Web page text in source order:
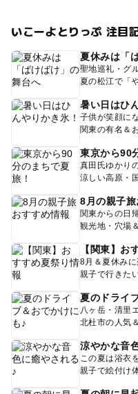
いこーよとりっぷ 注目
夏休みは「
聖地巡礼・グ
夏の松江で「
暑い日はひ
子供が笑顔に
関東の有名＆
東京から90
真田氏ゆかり
涼しい高原・
8月の親子
関東からの日
観光地・穴場
【関東】お
8月＆夏休み
親子で行きた
夏のドライ
八ヶ岳・清里
北杜市の人気
涼やかな音
この夏は浴衣
親子で絵付け